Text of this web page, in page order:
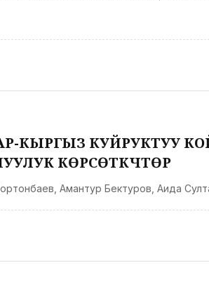
КЫРГЫЗ КУЙРУКТУУ
КӨРСӨТКҮЧТӨРҮ
Амантур Бектуров Аида